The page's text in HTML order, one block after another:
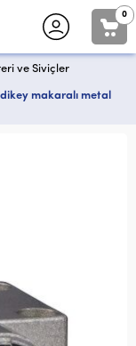
0
ve Siviçler
makaralı metal